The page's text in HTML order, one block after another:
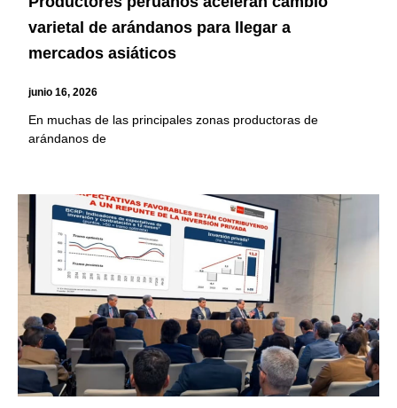
varietal de arándanos para llegar a
mercados asiáticos
junio 16, 2026
En muchas de las principales zonas productoras de
arándanos de